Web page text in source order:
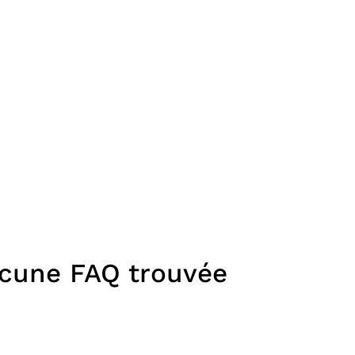
FAQ trouvée